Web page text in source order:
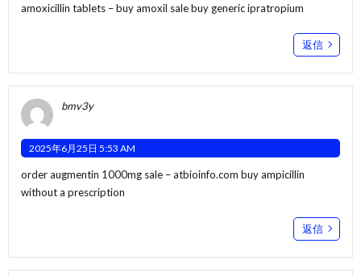
amoxicillin tablets –buy amoxil salebuy generic ipratropium
返信
bmv3y
2025年6月25日 5:53 AM
order augmentin 1000mg sale –atbioinfo.com buy ampicillin
without a prescription
返信